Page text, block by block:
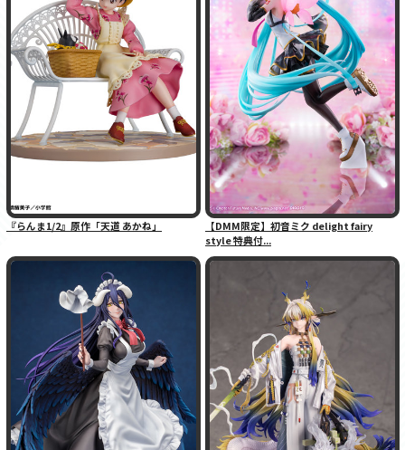
『らんま1/2』原作「天道 あかね」
【DMM限定】初音ミク delight fairy
style 特典付...